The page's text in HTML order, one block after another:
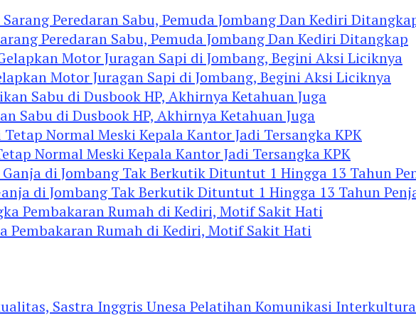
Peredaran Sabu, Pemuda Jombang Dan Kediri Ditangkap
Motor Juragan Sapi di Jombang, Begini Aksi Liciknya
Sabu di Dusbook HP, Akhirnya Ketahuan Juga
Normal Meski Kepala Kantor Jadi Tersangka KPK
di Jombang Tak Berkutik Dituntut 1 Hingga 13 Tahun
Pembakaran Rumah di Kediri, Motif Sakit Hati